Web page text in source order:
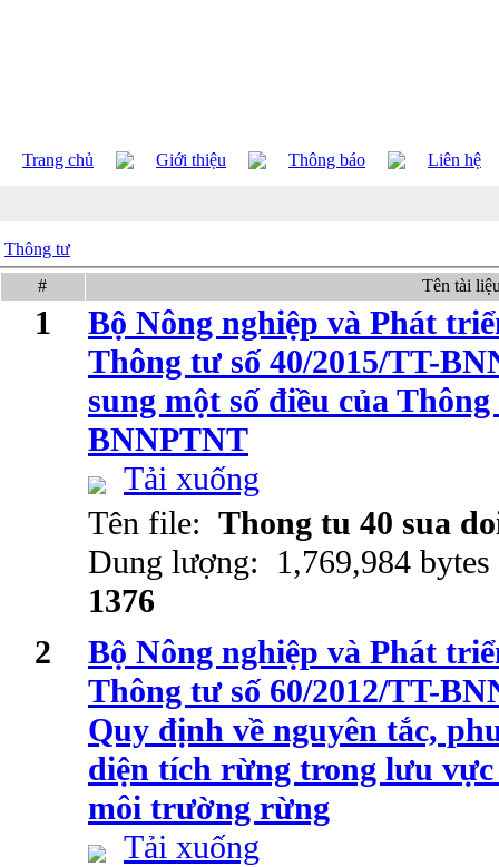
Trang chủ Giới thiệu Thông báo Liên hệ
Thông tư
#
Tên tài
1
Bộ Nông nghiệp và Phát
Thông tư số 40/2015/TT-
sung một số điều của
BNNPTNT
Tải xuống
Tên file: Thong tu 40 sua
Dung lượng: 1,769,984
1376
2
Bộ Nông nghiệp và Phát
Thông tư số 60/2012/TT-
Quy định về nguyên tắc,
diện tích rừng trong lưu
môi trường rừng
Tải xuống